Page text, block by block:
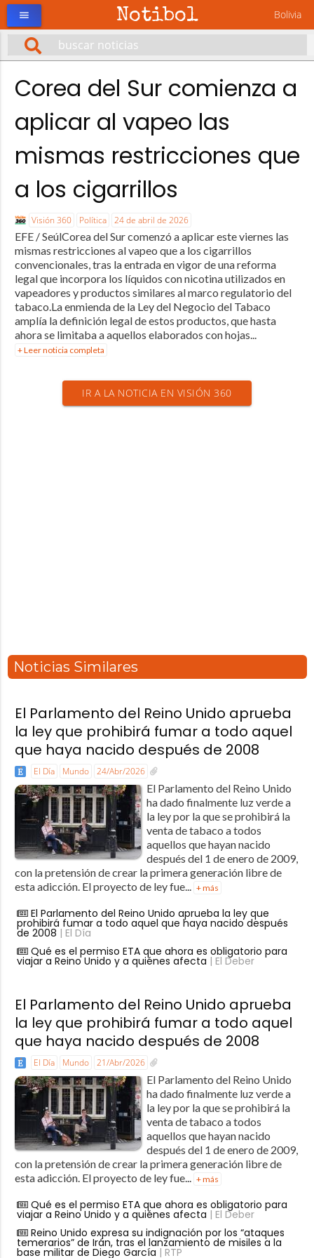
Notibol Bolivia
menu
Corea del Sur comienza a
aplicar al vapeo las
mismas restricciones que
a los cigarrillos
Visión 360 Política 24 de abril de 2026
EFE / SeúlCorea del Sur comenzó a aplicar este viernes las
mismas restricciones al vapeo que a los cigarrillos
convencionales, tras la entrada en vigor de una reforma
legal que incorpora los líquidos con nicotina utilizados en
vapeadores y productos similares al marco regulatorio del
tabaco.La enmienda de la Ley del Negocio del Tabaco
amplía la definición legal de estos productos, que hasta
ahora se limitaba a aquellos elaborados con hojas...
+ Leer noticia completa
IR A LA NOTICIA EN VISIÓN 360
Noticias Similares
El Parlamento del Reino Unido aprueba
la ley que prohibirá fumar a todo aquel
que haya nacido después de 2008
El Día Mundo 24/Abr/2026
El Parlamento del Reino Unido
ha dado finalmente luz verde a
la ley por la que se prohibirá la
venta de tabaco a todos
aquellos que hayan nacido
después del 1 de enero de 2009,
con la pretensión de crear la primera generación libre de
esta adicción. El proyecto de ley fue... + más
El Parlamento del Reino Unido aprueba la ley que
prohibirá fumar a todo aquel que haya nacido después
de 2008 | El Día
Qué es el permiso ETA que ahora es obligatorio para
viajar a Reino Unido y a quiénes afecta | El Deber
El Parlamento del Reino Unido aprueba
la ley que prohibirá fumar a todo aquel
que haya nacido después de 2008
El Día Mundo 21/Abr/2026
El Parlamento del Reino Unido
ha dado finalmente luz verde a
la ley por la que se prohibirá la
venta de tabaco a todos
aquellos que hayan nacido
después del 1 de enero de 2009,
con la pretensión de crear la primera generación libre de
esta adicción. El proyecto de ley fue...
+ más
Qué es el permiso ETA que ahora es obligatorio para
viajar a Reino Unido y a quiénes afecta | El Deber
Reino Unido expresa su indignación por los “ataques
temerarios” de Irán, tras el lanzamiento de misiles a la
base militar de Diego García | RTP